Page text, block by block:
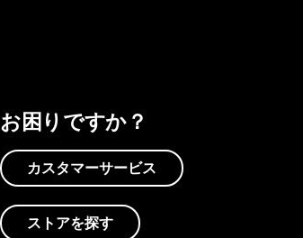
お困りですか？
カスタマーサービス
ストアを探す